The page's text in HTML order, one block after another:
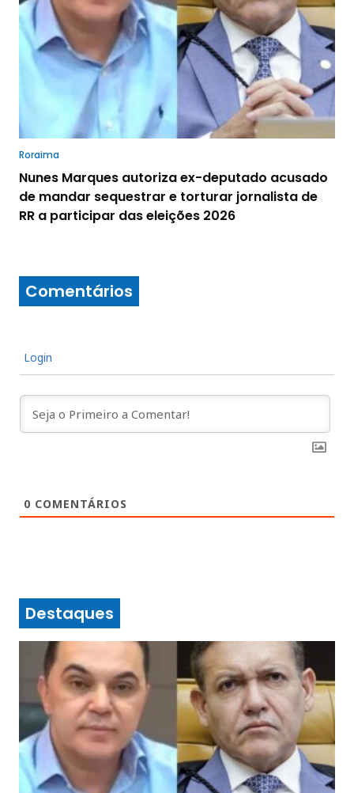
Roraima
Nunes Marques autoriza ex-deputado acusado
de mandar sequestrar e torturar jornalista de
RR a participar das eleições 2026
Comentários
Login
0 COMENTÁRIOS
Destaques